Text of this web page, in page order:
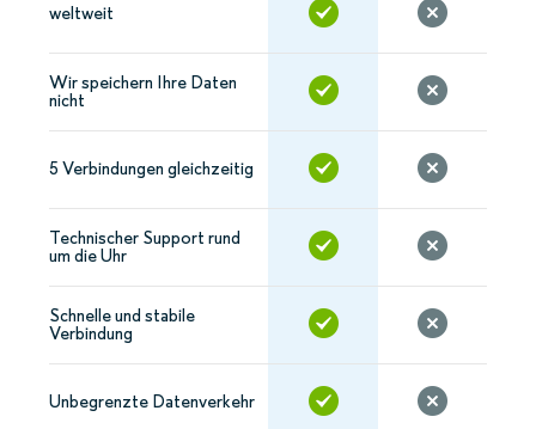
weltweit
Wir speichern Ihre Daten
nicht
5 Verbindungen gleichzeitig
Technischer Support rund
um die Uhr
Schnelle und stabile
Verbindung
Unbegrenzte Datenverkehr